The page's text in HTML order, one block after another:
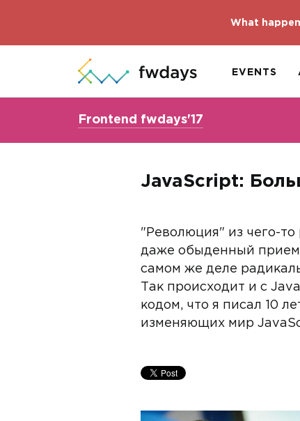
What
EVENTS
Frontend fwdays'17
JavaScript:
"Революция" из чего-
даже обыденный
самом же деле
Так происходит и с
кодом, что я писал 10
изменяющих мир